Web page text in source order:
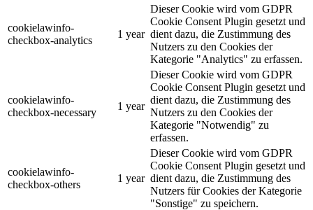
cookielawinfo-
checkbox-analytics
1 year
Dieser Cookie wird vom GDPR
Cookie Consent Plugin gesetzt und
dient dazu, die Zustimmung des
Nutzers zu den Cookies der
Kategorie "Analytics" zu erfassen.
cookielawinfo-
checkbox-necessary
1 year
Dieser Cookie wird vom GDPR
Cookie Consent Plugin gesetzt und
dient dazu, die Zustimmung des
Nutzers zu den Cookies der
Kategorie "Notwendig" zu
erfassen.
cookielawinfo-
checkbox-others
1 year
Dieser Cookie wird vom GDPR
Cookie Consent Plugin gesetzt und
dient dazu, die Zustimmung des
Nutzers für Cookies der Kategorie
"Sonstige" zu speichern.